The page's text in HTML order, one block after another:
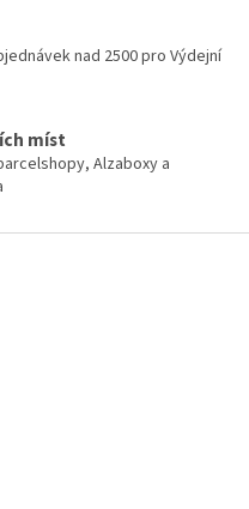
nad 2500 pro Výdejní
míst
Alzaboxy a